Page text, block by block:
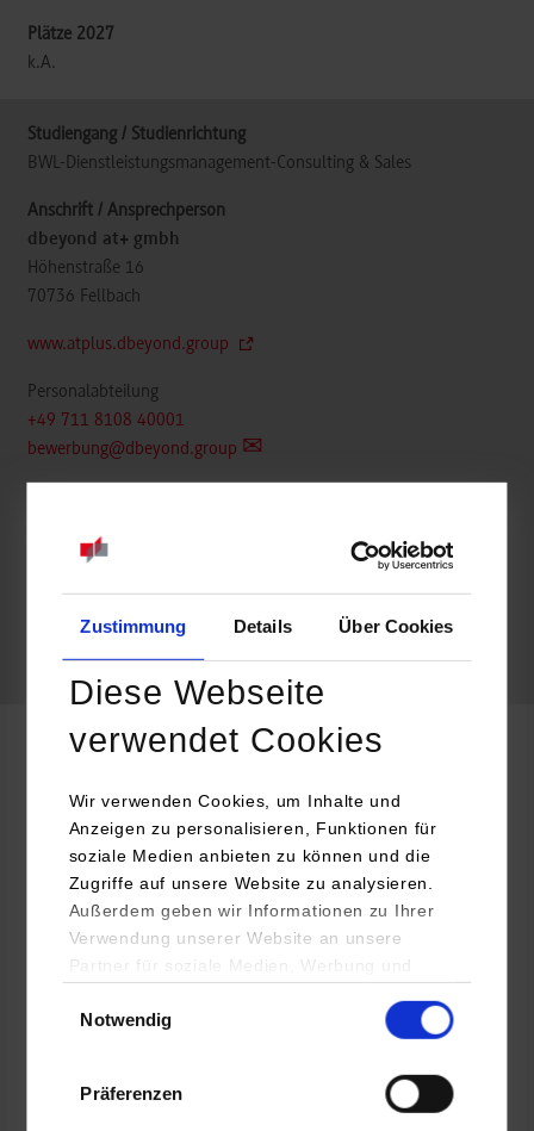
Zustimmung Details Über Cookies
Diese Webseite
verwendet Cookies
Wir verwenden Cookies, um Inhalte und
Anzeigen zu personalisieren, Funktionen für
soziale Medien anbieten zu können und die
Zugriffe auf unsere Website zu analysieren.
Außerdem geben wir Informationen zu Ihrer
Verwendung unserer Website an unsere
Partner für soziale Medien, Werbung und
YouTube, Google Maps) führen diese
Daten zusammen, die Sie ihnen bereitgestellt
haben oder die sie im Rahmen Ihrer Nutzung
Notwendig
Präferenzen
k.A.
BWL-Dienstleistungsmanagement-Consulting & Sales
dbeyond at+ gmbh
Höhenstraße 16
70736 Fellbach
www.atplus.dbeyond.group
Personalabteilung
+49 711 8108 40001
bewerbung@dbeyond.group
Höhenstraße 16
70736
Fellbach
www.atplus.dbeyond.group
+49 711 8108 40001